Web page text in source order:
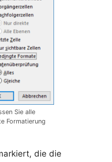
Sie alle
Formatierung
die die